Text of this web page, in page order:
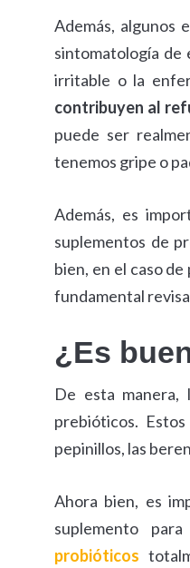
Además, algunos
sintomatología de
irritable o la
contribuyen al
puede ser
tenemos gripe o
Además, es
suplementos de
bien, en el caso
fundamental
¿Es
De esta
prebióticos.
pepinillos, las
Ahora bien, es
suplemento
probióticos